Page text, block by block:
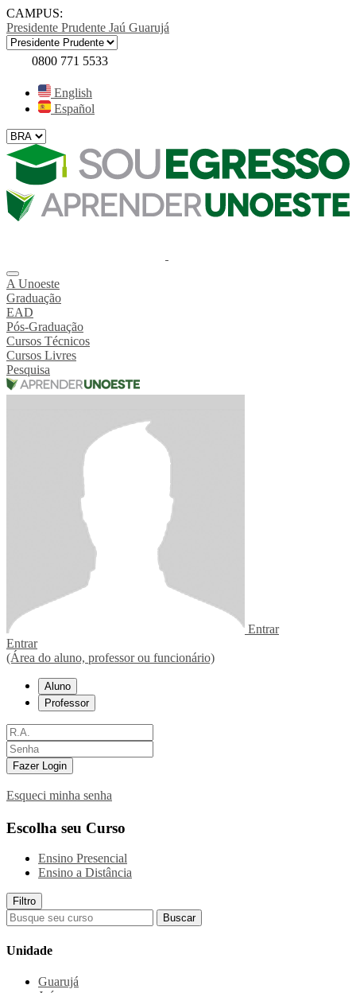
CAMPUS:
Presidente Prudente Jaú Guarujá
0800 771 5533
English
Español
A Unoeste
Graduação
EAD
Pós-Graduação
Cursos Técnicos
Cursos Livres
Pesquisa
Entrar
Entrar
(Área do aluno, professor ou funcionário)
Aluno
Professor
Fazer Login
Esqueci minha senha
Escolha seu Curso
Ensino Presencial
Ensino a Distância
Filtro
Buscar
Unidade
Guarujá